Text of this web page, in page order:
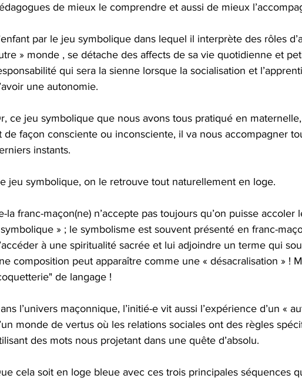
de mieux le comprendre et aussi de mieux
par le jeu symbolique dans lequel il interprète des rôles
» monde , se détache des affects de sa vie quotidienne et
qui sera la sienne lorsque la socialisation et
une autonomie.
ce jeu symbolique que nous avons tous pratiqué en
de façon consciente ou inconsciente, il va nous accompagner
instants.
jeu symbolique, on le retrouve tout naturellement en loge.
la franc-maçon(ne) n’accepte pas toujours qu’on puisse accoler
» ; le symbolisme est souvent présenté en franc-
à une spiritualité sacrée et lui adjoindre un terme qui
composition peut apparaître comme une « désacralisation » !
de langage !
l’univers maçonnique, l’initié-e vit aussi l’expérience d’un «
monde de vertus où les relations sociales ont des règles
des mots nous projetant dans une quête d’absolu.
cela soit en loge bleue avec ces trois principales séquences